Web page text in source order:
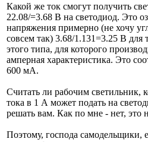
Какой же ток смогут получить
22.08/=3.68 В на светодиод. Это
напряжения примерно (не хочу
совсем так) 3.68/1.131=3.25 В для
этого типа, для которого
амперная характеристика. Это
600 мА.
Считать ли рабочим светильник,
тока в 1 А может подать на
решать вам. Как по мне - нет, это
Поэтому, господа самодельщики,